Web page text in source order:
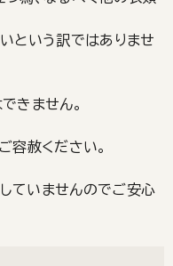
という訳ではありませ
きません。
容赦ください。
ていませんのでご安心